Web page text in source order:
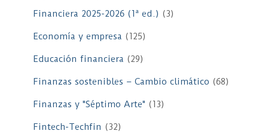
Financiera 2025-2026 (1ª ed.) (3)
Economía y empresa (125)
Educación financiera (29)
Finanzas sostenibles – Cambio climático (68)
Finanzas y "Séptimo Arte" (13)
Fintech-Techfin (32)